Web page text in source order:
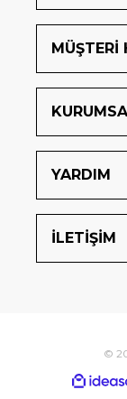
MÜŞTERİ
YARDIM
İLETİŞİM
©